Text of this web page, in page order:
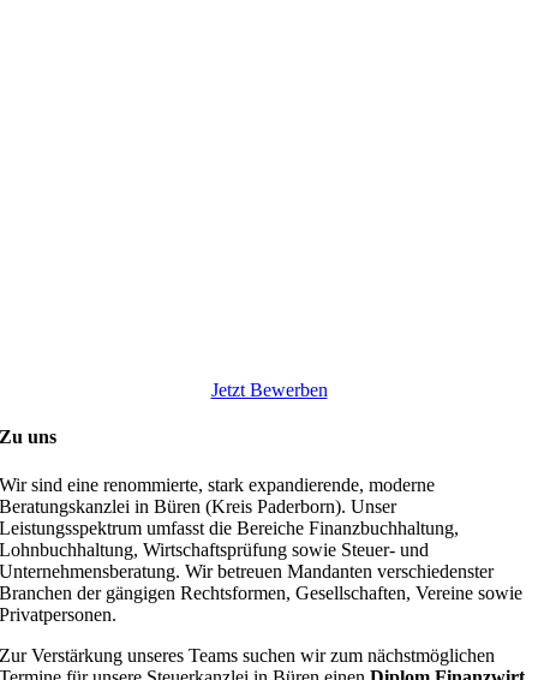
Jetzt Bewerben
Zu uns
Wir sind eine renommierte, stark expandierende, moderne
Beratungskanzlei in Büren (Kreis Paderborn). Unser
Leistungsspektrum umfasst die Bereiche Finanzbuchhaltung,
Lohnbuchhaltung, Wirtschaftsprüfung sowie Steuer- und
Unternehmensberatung. Wir betreuen Mandanten verschiedenster
Branchen der gängigen Rechtsformen, Gesellschaften, Vereine sowie
Privatpersonen.
Zur Verstärkung unseres Teams suchen wir zum nächstmöglichen